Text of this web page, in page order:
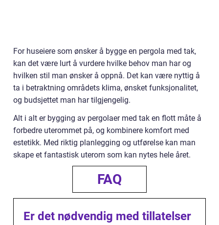
For huseiere som ønsker å bygge en pergola med tak,
kan det være lurt å vurdere hvilke behov man har og
hvilken stil man ønsker å oppnå. Det kan være nyttig å
ta i betraktning områdets klima, ønsket funksjonalitet,
og budsjettet man har tilgjengelig.
Alt i alt er bygging av pergolaer med tak en flott måte å
forbedre uterommet på, og kombinere komfort med
estetikk. Med riktig planlegging og utførelse kan man
skape et fantastisk uterom som kan nytes hele året.
FAQ
Er det nødvendig med tillatelser